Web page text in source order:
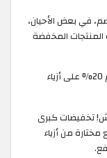
في بعض الأحيان،
المخفضة
كود خصم فارفيتش: تخفيضات حتى 70% + خصم 20% على أزياء
تخفيضات كبرى
20% على قطع مختارة من أزياء